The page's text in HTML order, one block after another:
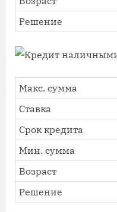
Решение
Макс. сумма
Ставка
Срок кредита
Мин. сумма
Возраст
Решение